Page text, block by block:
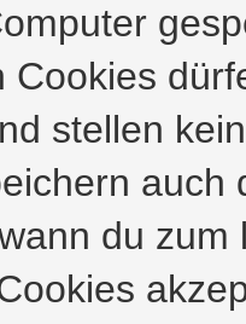
Cookies
stellen
auch
du